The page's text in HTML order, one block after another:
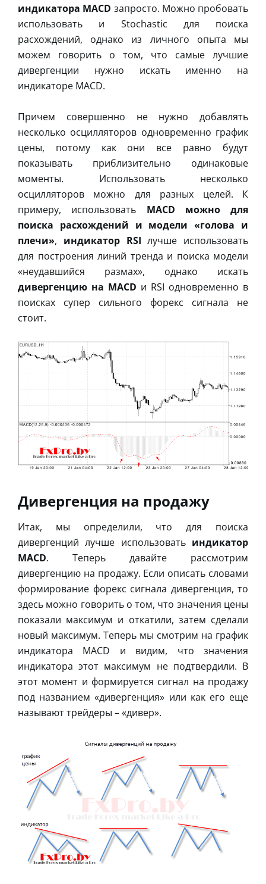
индикатора MACD запросто. Можно пробовать
использовать и Stochastic для поиска
расхождений, однако из личного опыта мы
можем говорить о том, что самые лучшие
дивергенции нужно искать именно на
индикаторе MACD.
Причем совершенно не нужно добавлять
несколько осцилляторов одновременно график
цены, потому как они все равно будут
показывать приблизительно одинаковые
моменты. Использовать несколько
осцилляторов можно для разных целей. К
примеру, использовать MACD можно для
поиска расхождений и модели «голова и
плечи», индикатор RSI лучше использовать
для построения линий тренда и поиска модели
«неудавшийся размах», однако искать
дивергенцию на MACD и RSI одновременно в
поисках супер сильного форекс сигнала не
стоит.
Дивергенция на продажу
Итак, мы определили, что для поиска
дивергенций лучше использовать индикатор
MACD. Теперь давайте рассмотрим
дивергенцию на продажу. Если описать словами
формирование форекс сигнала дивергенция, то
здесь можно говорить о том, что значения цены
показали максимум и откатили, затем сделали
новый максимум. Теперь мы смотрим на график
индикатора MACD и видим, что значения
индикатора этот максимум не подтвердили. В
этот момент и формируется сигнал на продажу
под названием «дивергенция» или как его еще
называют трейдеры – «дивер».